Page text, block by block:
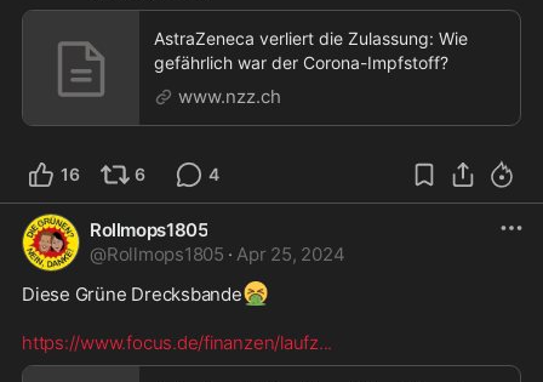
AstraZeneca verliert die Zulassung: Wie
gefährlich war der Corona-Impfstoff?
www.nzz.ch
16 6 4
Rollmops1805
@Rollmops1805 · Apr 25, 2024
Diese Grüne Drecksbande🤮
https://www.focus.de/finanzen/laufz...